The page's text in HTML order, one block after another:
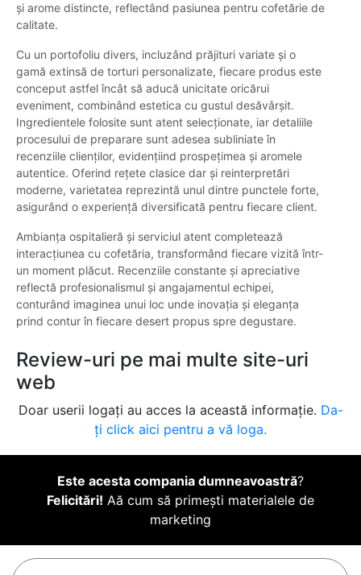
și arome distincte, reflectând pasiunea pentru cofetărie de
calitate.
Cu un portofoliu divers, incluzând prăjituri variate și o
gamă extinsă de torturi personalizate, fiecare produs este
conceput astfel încât să aducă unicitate oricărui
eveniment, combinând estetica cu gustul desăvârșit.
Ingredientele folosite sunt atent selecționate, iar detaliile
procesului de preparare sunt adesea subliniate în
recenziile clienților, evidențiind prospețimea și aromele
autentice. Oferind rețete clasice dar și reinterpretări
moderne, varietatea reprezintă unul dintre punctele forte,
asigurând o experiență diversificată pentru fiecare client.
Ambianța ospitalieră și serviciul atent completează
interacțiunea cu cofetăria, transformând fiecare vizită într-
un moment plăcut. Recenziile constante și apreciative
reflectă profesionalismul și angajamentul echipei,
conturând imaginea unui loc unde inovația și eleganța
prind contur în fiecare desert propus spre degustare.
Review-uri pe mai multe site-uri
web
Doar userii logați au acces la această informație. Da-
ți click aici pentru a vă loga.
Este acesta compania dumneavoastră?
Felicitări! Aă cum să primești materialele de
marketing